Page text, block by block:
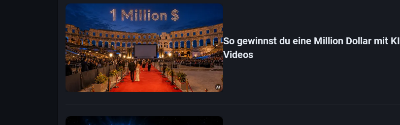
So gewinnst du eine Million Dollar mit KI
Videos